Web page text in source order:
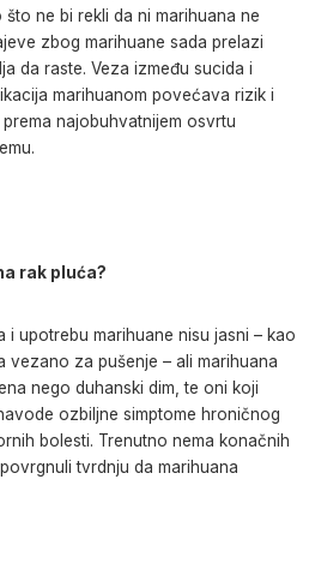
ne bi rekli da ni marihuana ne
zbog marihuane sada prelazi
da raste. Veza između sucida i
marihuanom povećava rizik i
najobuhvatnijem osvrtu
rak pluća?
i upotrebu marihuane nisu jasni – kao
vezano za pušenje – ali marihuana
nego duhanski dim, te oni koji
ozbiljne simptome hroničnog
bolesti. Trenutno nema konačnih
tvrdnju da marihuana